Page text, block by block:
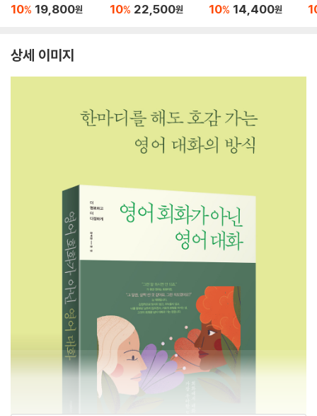
10% 19,800원 10% 22,500원 10% 14,400원
상세 이미지